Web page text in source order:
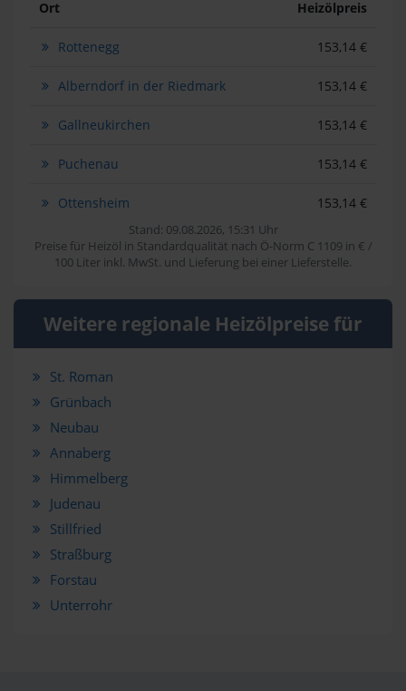
Ort Heizölpreis
Rottenegg 153,14 €
Alberndorf in der Riedmark 153,14 €
Gallneukirchen 153,14 €
Puchenau 153,14 €
Ottensheim 153,14 €
Stand: 09.08.2026, 15:31 Uhr
Preise für Heizöl in Standardqualität nach Ö-Norm C 1109 in € /
100 Liter inkl. MwSt. und Lieferung bei einer Lieferstelle.
Weitere regionale Heizölpreise für
St. Roman
Grünbach
Neubau
Annaberg
Himmelberg
Judenau
Stillfried
Straßburg
Forstau
Unterrohr